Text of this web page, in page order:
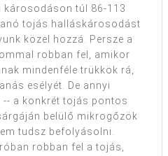
túl 86-113
tojás halláskárosodást
közel hozzá. Persze a
robban fel, amikor
mindenféle trükkök rá,
esélyét. De annyi
a konkrét tojás pontos
belülő mikrogőzök
tudsz befolyásolni.
robban fel a tojás,